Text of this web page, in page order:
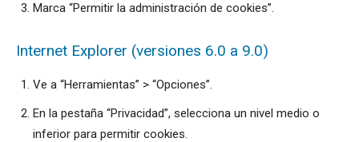
Marca “Permitir la administración de cookies”.
Internet Explorer (versiones 6.0 a 9.0)
Ve a “Herramientas” > “Opciones”.
En la pestaña “Privacidad”, selecciona un nivel medio o
inferior para permitir cookies.